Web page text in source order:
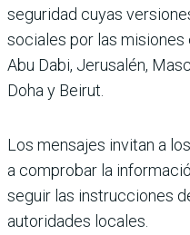
seguridad cuyas
sociales por las misiones
Abu Dabi, Jerusalén,
Doha y Beirut.
Los mensajes invitan a
a comprobar la
seguir las instrucciones
autoridades locales.